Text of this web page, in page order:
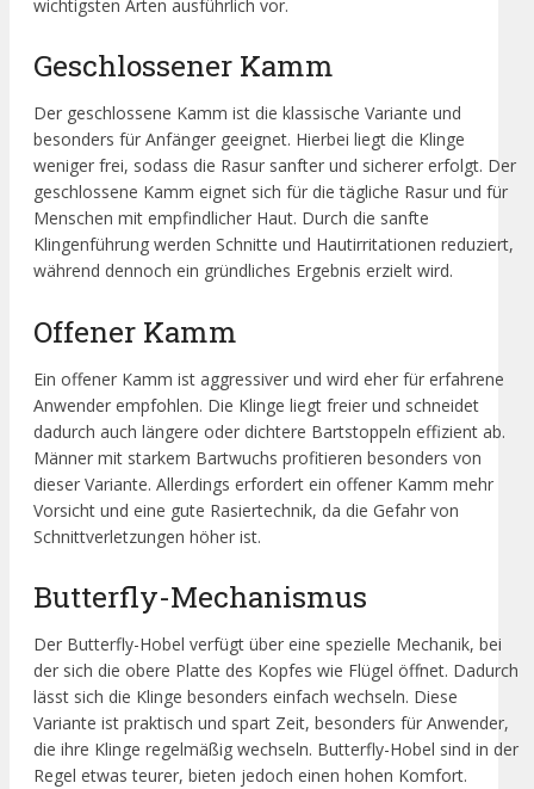
wichtigsten Arten ausführlich vor.
Geschlossener Kamm
Der geschlossene Kamm ist die klassische Variante und
besonders für Anfänger geeignet. Hierbei liegt die Klinge
weniger frei, sodass die Rasur sanfter und sicherer erfolgt. Der
geschlossene Kamm eignet sich für die tägliche Rasur und für
Menschen mit empfindlicher Haut. Durch die sanfte
Klingenführung werden Schnitte und Hautirritationen reduziert,
während dennoch ein gründliches Ergebnis erzielt wird.
Offener Kamm
Ein offener Kamm ist aggressiver und wird eher für erfahrene
Anwender empfohlen. Die Klinge liegt freier und schneidet
dadurch auch längere oder dichtere Bartstoppeln effizient ab.
Männer mit starkem Bartwuchs profitieren besonders von
dieser Variante. Allerdings erfordert ein offener Kamm mehr
Vorsicht und eine gute Rasiertechnik, da die Gefahr von
Schnittverletzungen höher ist.
Butterfly-Mechanismus
Der Butterfly-Hobel verfügt über eine spezielle Mechanik, bei
der sich die obere Platte des Kopfes wie Flügel öffnet. Dadurch
lässt sich die Klinge besonders einfach wechseln. Diese
Variante ist praktisch und spart Zeit, besonders für Anwender,
die ihre Klinge regelmäßig wechseln. Butterfly-Hobel sind in der
Regel etwas teurer, bieten jedoch einen hohen Komfort.